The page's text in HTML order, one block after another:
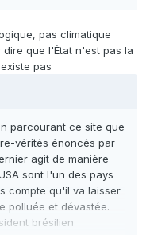
pas climatique
que l'État n'est pas la
pas
parcourant ce site que
vérités énoncés par
agit de manière
sont l'un des pays
compte qu'il va laisser
polluée et dévastée.
brésilien